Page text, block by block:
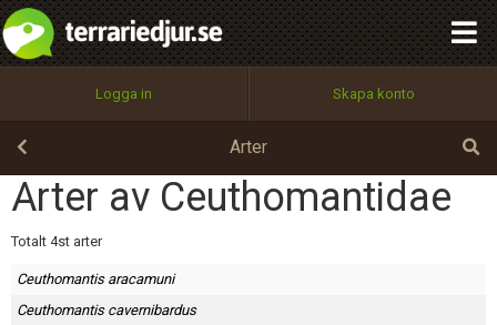
Logga in Skapa konto
Arter
Arter av Ceuthomantidae
Totalt 4st arter
Ceuthomantis aracamuni
Ceuthomantis cavernibardus
Utför
100%
OK
integritetspolicy
Namn:
Epost:
Användarnamn:
Begär nytt lösenord
Tillbaka till förstasidan